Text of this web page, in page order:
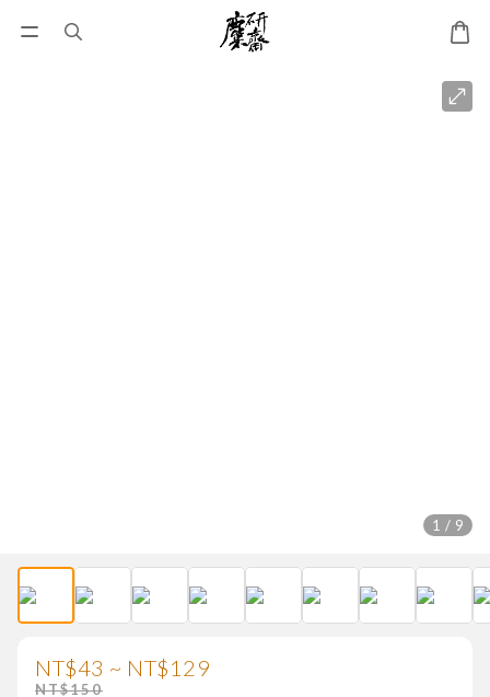
1 / 9
NT$43 ~ NT$129
NT$150